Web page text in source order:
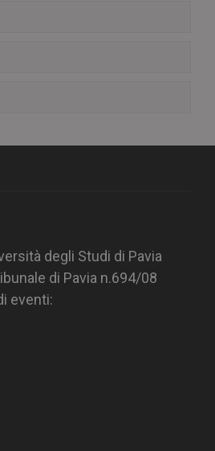
degli Studi di Pavia
di Pavia n.694/08
eventi: